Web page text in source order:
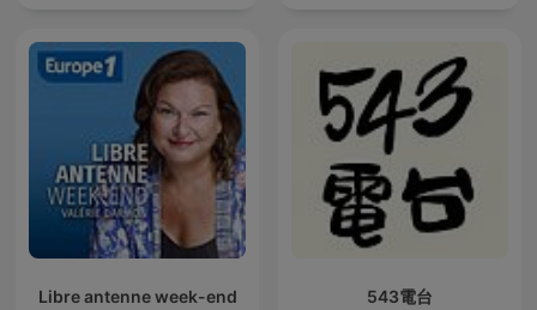
Libre antenne week-end 543電台